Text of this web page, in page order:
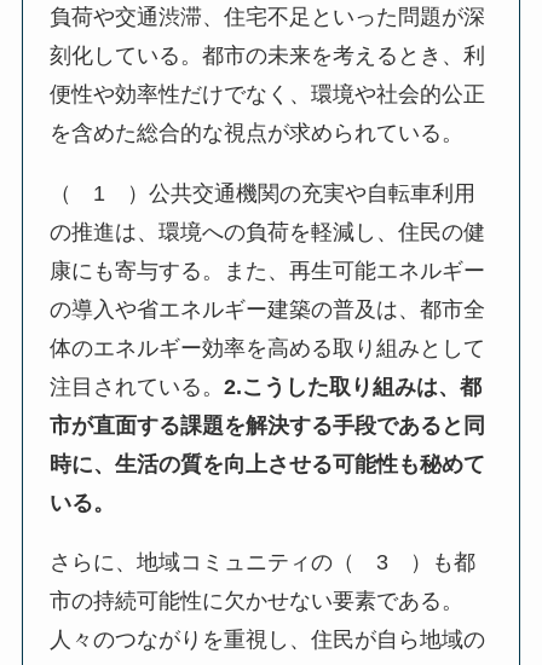
負荷や交通渋滞、住宅不足といった問題が深
刻化している。都市の未来を考えるとき、利
便性や効率性だけでなく、環境や社会的公正
を含めた総合的な視点が求められている。
（ 1 ）公共交通機関の充実や自転車利用
の推進は、環境への負荷を軽減し、住民の健
康にも寄与する。また、再生可能エネルギー
の導入や省エネルギー建築の普及は、都市全
体のエネルギー効率を高める取り組みとして
注目されている。2.こうした取り組みは、都
市が直面する課題を解決する手段であると同
時に、生活の質を向上させる可能性も秘めて
いる。
さらに、地域コミュニティの（ 3 ）も都
市の持続可能性に欠かせない要素である。
人々のつながりを重視し、住民が自ら地域の